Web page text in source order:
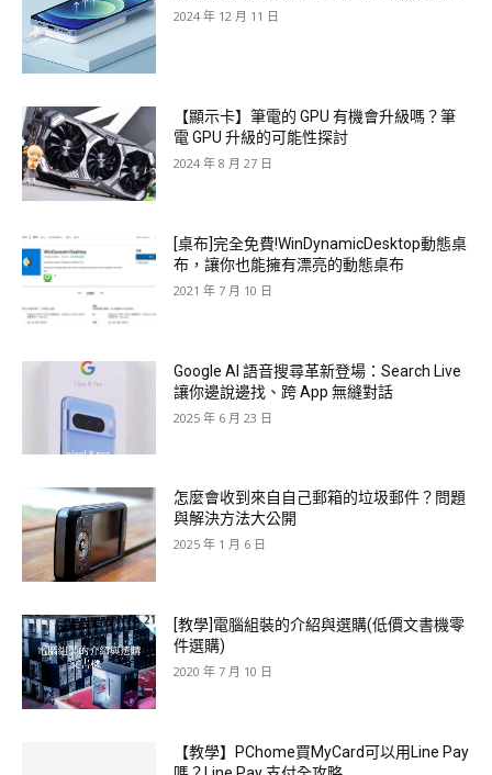
2024 年 12 月 11 日
【顯示卡】筆電的 GPU 有機會升級嗎？筆
電 GPU 升級的可能性探討
2024 年 8 月 27 日
[桌布]完全免費!WinDynamicDesktop動態桌
布，讓你也能擁有漂亮的動態桌布
2021 年 7 月 10 日
Google AI 語音搜尋革新登場：Search Live
讓你邊說邊找、跨 App 無縫對話
2025 年 6 月 23 日
怎麼會收到來自自己郵箱的垃圾郵件？問題
與解決方法大公開
2025 年 1 月 6 日
[教學]電腦組裝的介紹與選購(低價文書機零
件選購)
2020 年 7 月 10 日
【教學】PChome買MyCard可以用Line Pay